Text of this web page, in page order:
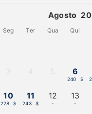
Agosto
Seg Ter Qua Qui
6
240 $
10
228 $
11
243 $
12
-
13
-